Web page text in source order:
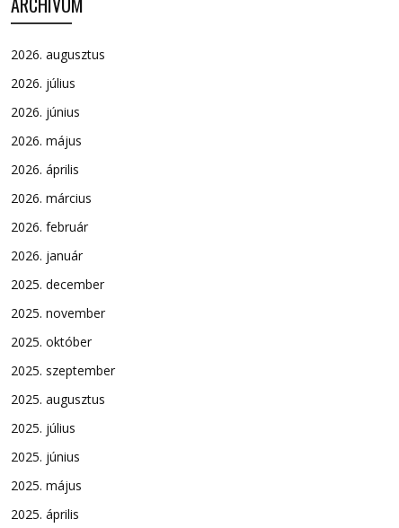
2026. augusztus
2026. július
2026. június
2026. május
2026. április
2026. március
2026. február
2026. január
2025. december
2025. november
2025. október
2025. szeptember
2025. augusztus
2025. július
2025. június
2025. május
2025. április